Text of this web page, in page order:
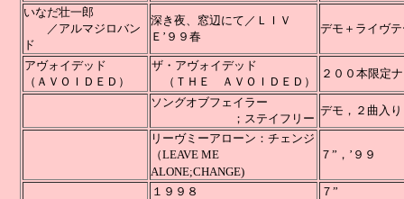
いなだ壮一郎
／アルマジロバン
ド
深き夜、窓辺にて／ＬＩＶ
Ｅ’９９春
デモ＋ラ
アヴォイデッド
（ＡＶＯＩＤＥＤ）
ザ・アヴォイデッド
（ＴＨＥ ＡＶＯＩＤＥＤ）
２００本限定
ソングオブフェイラー
；ステイフリー
デモ
リーヴミーアローン：チェンジ
（LEAVE ME
ALONE;CHANGE)
７”，’９９
１９９８
７”